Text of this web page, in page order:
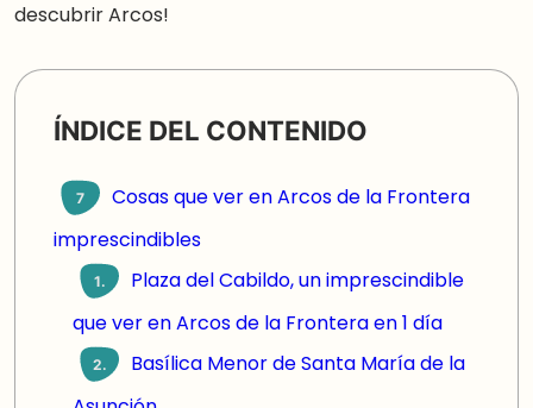
descubrir Arcos!
ÍNDICE DEL CONTENIDO
7
Cosas que ver en Arcos de la Frontera
imprescindibles
1.
Plaza del Cabildo, un imprescindible
que ver en Arcos de la Frontera en 1 día
2.
Basílica Menor de Santa María de la